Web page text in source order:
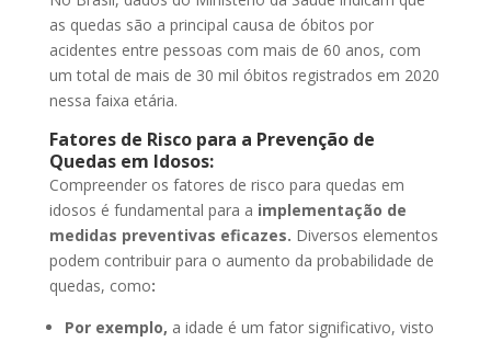
as quedas são a principal causa de óbitos por
acidentes entre pessoas com mais de 60 anos, com
um total de mais de 30 mil óbitos registrados em 2020
nessa faixa etária.
Fatores de Risco para a Prevenção de
Quedas em Idosos:
Compreender os fatores de risco para quedas em
idosos é fundamental para a implementação de
medidas preventivas eficazes. Diversos elementos
podem contribuir para o aumento da probabilidade de
quedas, como:
Por exemplo, a idade é um fator significativo, visto